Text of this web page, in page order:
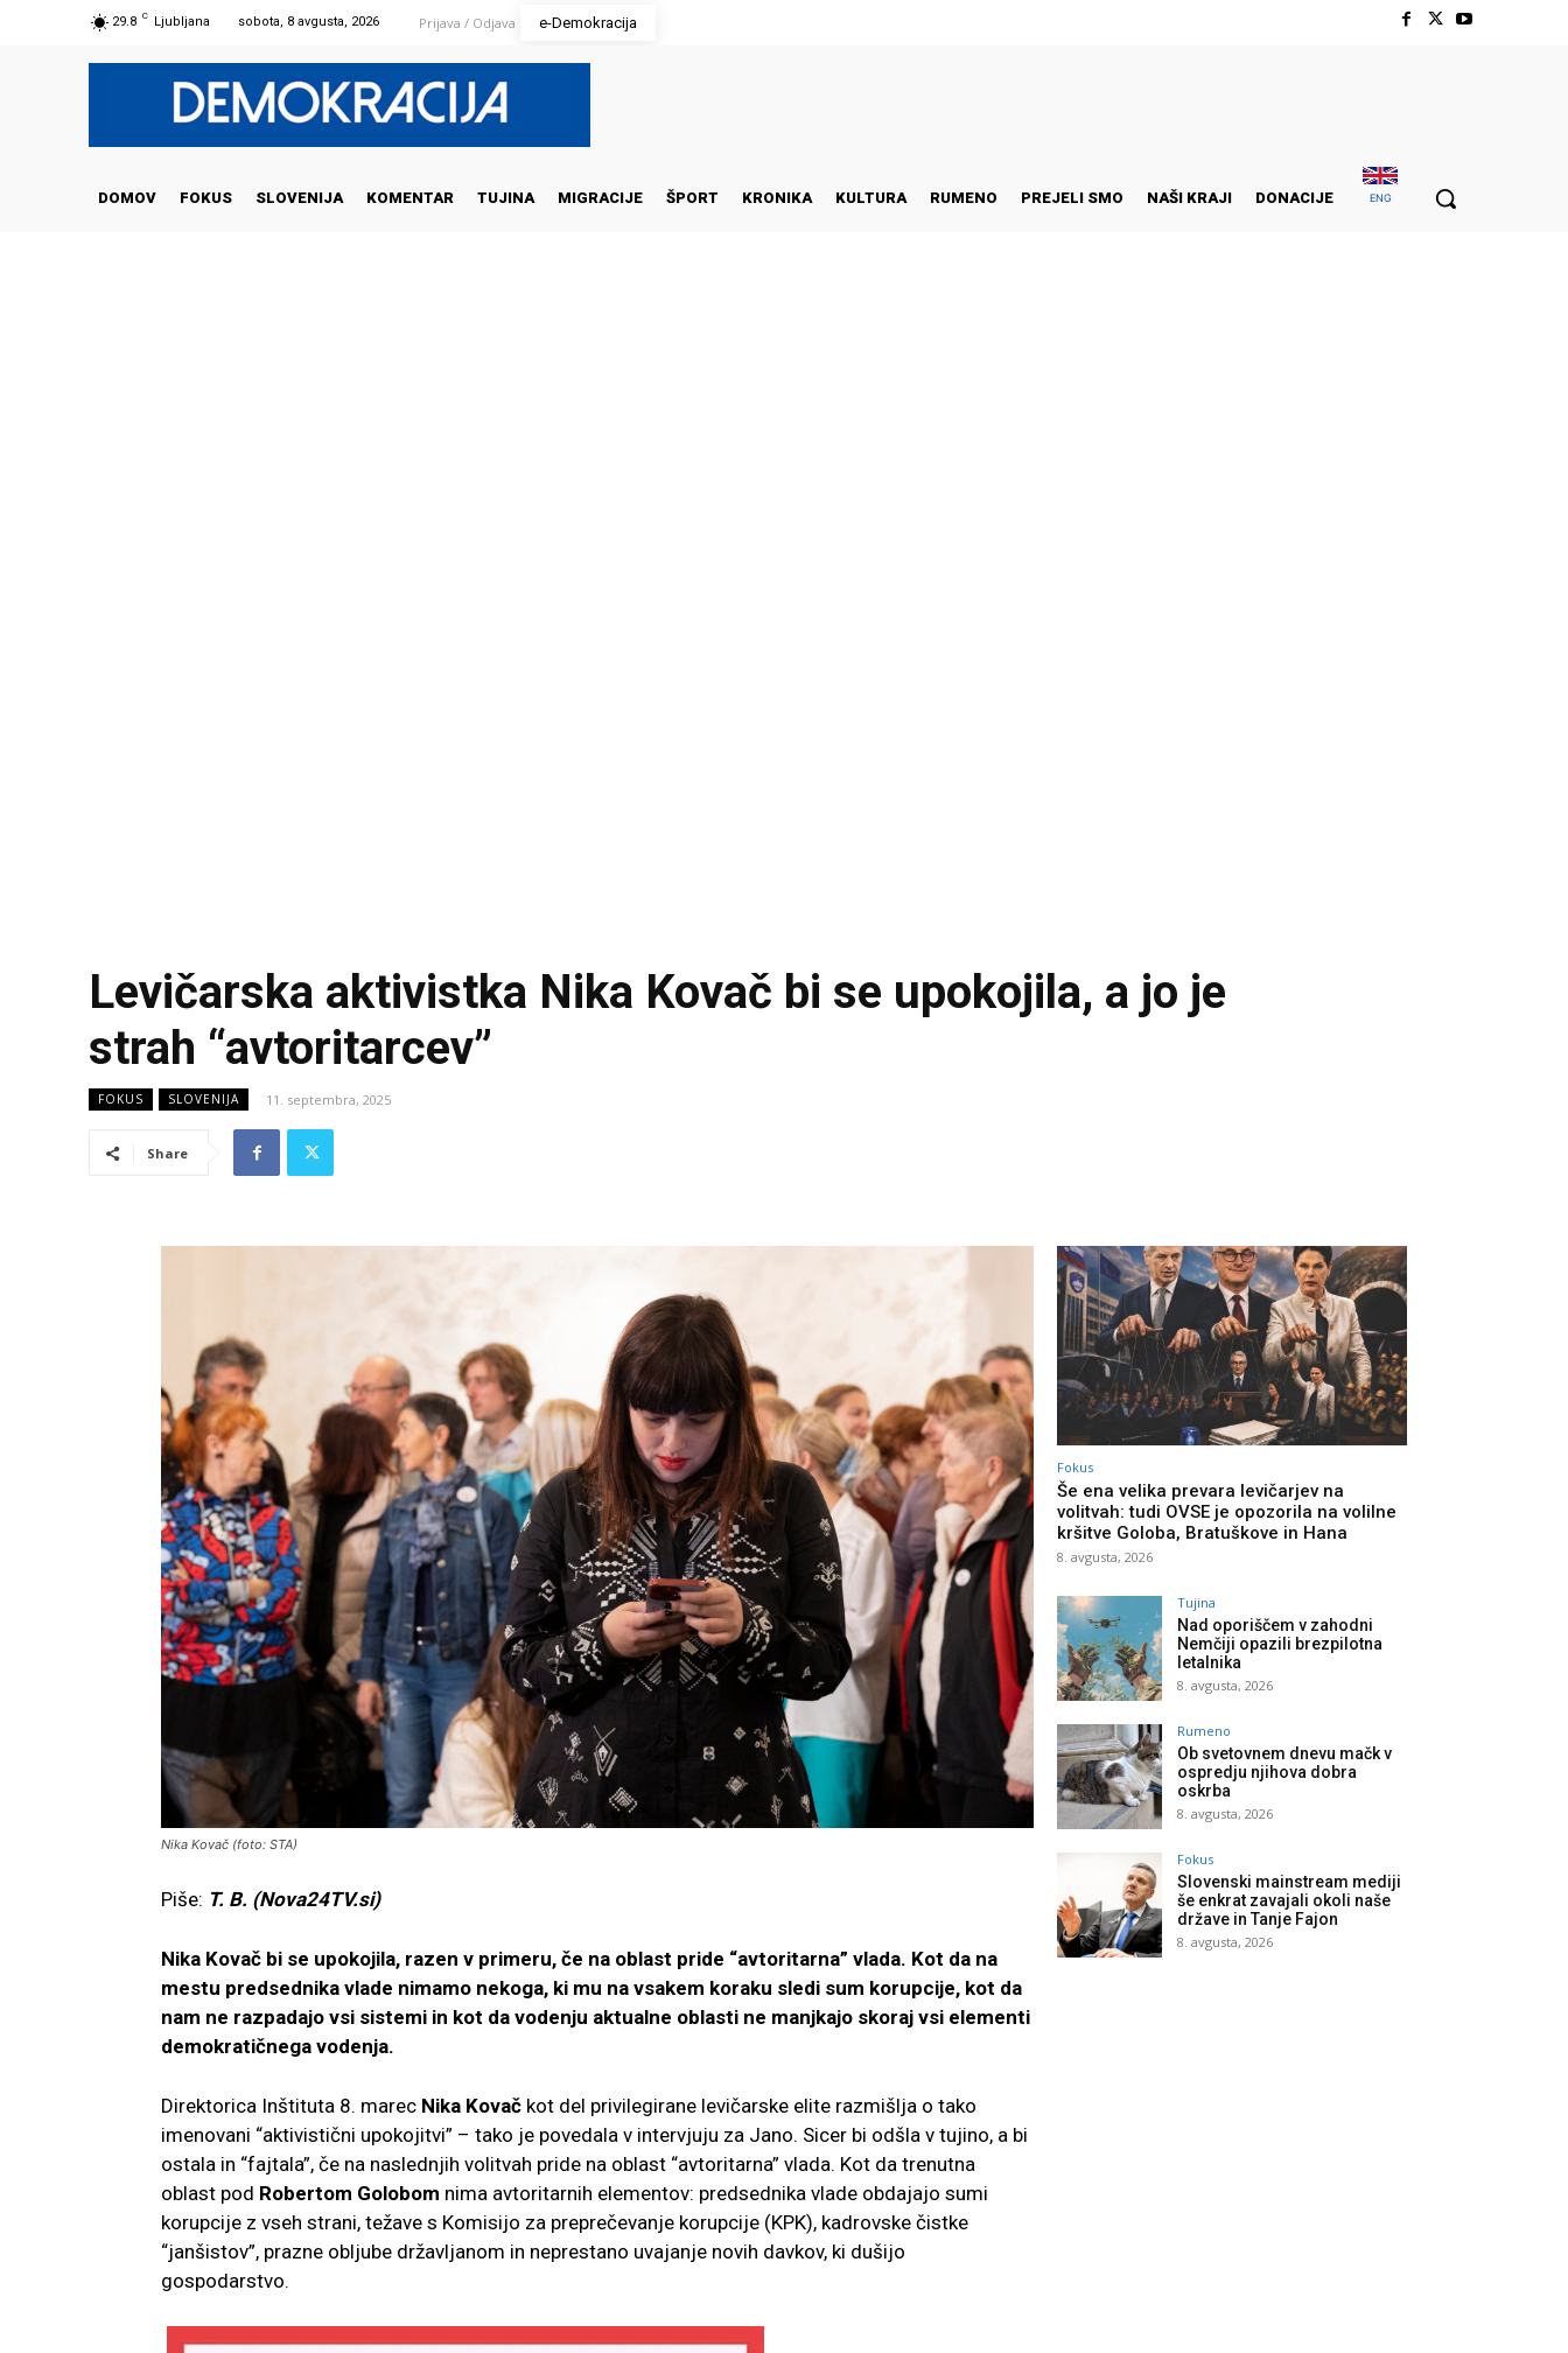
29.8 C Ljubljana sobota, 8 avgusta, 2026 Prijava / Odjava e-Demokracija
DOMOV FOKUS SLOVENIJA KOMENTAR TUJINA MIGRACIJE ŠPORT KRONIKA KULTURA RUMENO PREJELI SMO NAŠI KRAJI DONACIJE ENG
Levičarska aktivistka Nika Kovač bi se upokojila, a jo je
strah “avtoritarcev”
FOKUS SLOVENIJA 11. septembra, 2025
Share
Nika Kovač (foto: STA)
Piše: T. B. (Nova24TV.si)
Nika Kovač bi se upokojila, razen v primeru, če na oblast pride “avtoritarna” vlada. Kot da na
mestu predsednika vlade nimamo nekoga, ki mu na vsakem koraku sledi sum korupcije, kot da
nam ne razpadajo vsi sistemi in kot da vodenju aktualne oblasti ne manjkajo skoraj vsi elementi
demokratičnega vodenja.
Direktorica Inštituta 8. marec Nika Kovač kot del privilegirane levičarske elite razmišlja o tako
imenovani “aktivistični upokojitvi” – tako je povedala v intervjuju za Jano. Sicer bi odšla v tujino, a bi
ostala in “fajtala”, če na naslednjih volitvah pride na oblast “avtoritarna” vlada. Kot da trenutna
oblast pod Robertom Golobom nima avtoritarnih elementov: predsednika vlade obdajajo sumi
korupcije z vseh strani, težave s Komisijo za preprečevanje korupcije (KPK), kadrovske čistke
“janšistov”, prazne obljube državljanom in neprestano uvajanje novih davkov, ki dušijo
gospodarstvo.
Fokus
Še ena velika prevara levičarjev na
volitvah: tudi OVSE je opozorila na volilne
kršitve Goloba, Bratuškove in Hana
8. avgusta, 2026
Tujina
Nad oporiščem v zahodni
Nemčiji opazili brezpilotna
letalnika
8. avgusta, 2026
Rumeno
Ob svetovnem dnevu mačk v
ospredju njihova dobra
oskrba
8. avgusta, 2026
Fokus
Slovenski mainstream mediji
še enkrat zavajali okoli naše
države in Tanje Fajon
8. avgusta, 2026